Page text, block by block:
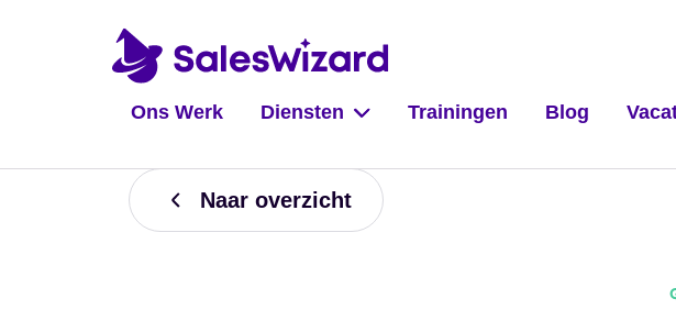
Ons Werk Diensten Trainingen Blog
Naar overzicht